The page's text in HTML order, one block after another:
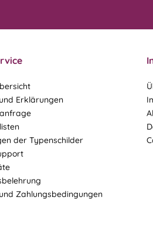
Erklärungen
der Typenschilder
Zahlungsbedingungen